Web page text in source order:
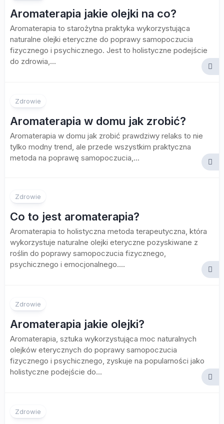
Aromaterapia jakie olejki na co?
Aromaterapia to starożytna praktyka wykorzystująca
naturalne olejki eteryczne do poprawy samopoczucia
fizycznego i psychicznego. Jest to holistyczne podejście
do zdrowia,...
Zdrowie
Aromaterapia w domu jak zrobić?
Aromaterapia w domu jak zrobić prawdziwy relaks to nie
tylko modny trend, ale przede wszystkim praktyczna
metoda na poprawę samopoczucia,...
Zdrowie
Co to jest aromaterapia?
Aromaterapia to holistyczna metoda terapeutyczna, która
wykorzystuje naturalne olejki eteryczne pozyskiwane z
roślin do poprawy samopoczucia fizycznego,
psychicznego i emocjonalnego....
Zdrowie
Aromaterapia jakie olejki?
Aromaterapia, sztuka wykorzystująca moc naturalnych
olejków eterycznych do poprawy samopoczucia
fizycznego i psychicznego, zyskuje na popularności jako
holistyczne podejście do...
Zdrowie